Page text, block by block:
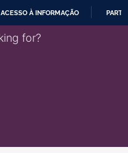
ACESSO À INFORMAÇÃO